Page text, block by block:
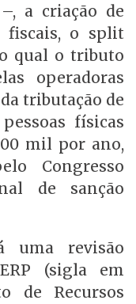
a criação de
fiscais, o split
qual o tributo
operadoras
tributação de
físicas
mil por ano,
Congresso
de sanção
uma revisão
(sigla em
de Recursos